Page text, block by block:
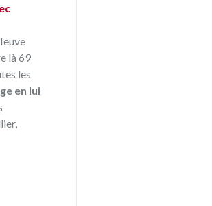
là 69
les
en lui